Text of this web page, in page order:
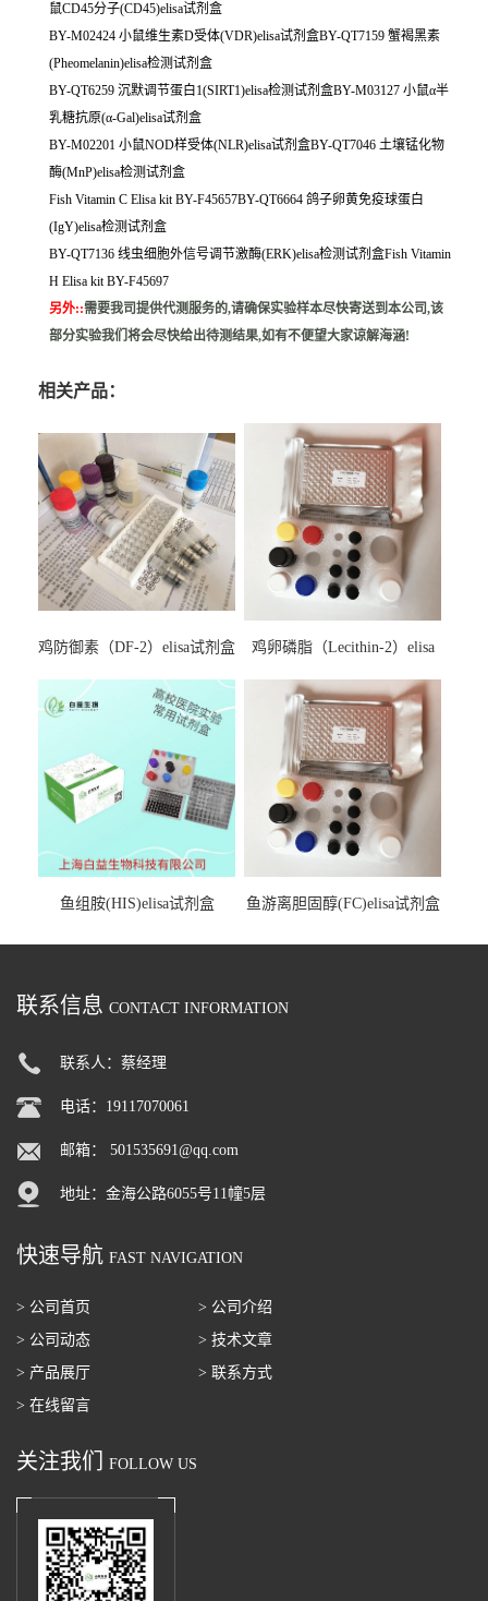
鼠CD45分子(CD45)elisa试剂盒
BY-M02424 小鼠维生素D受体(VDR)elisa试剂盒BY-QT7159 蟹褐黑素
(Pheomelanin)elisa检测试剂盒
BY-QT6259 沉默调节蛋白1(SIRT1)elisa检测试剂盒BY-M03127 小鼠α半
乳糖抗原(α-Gal)elisa试剂盒
BY-M02201 小鼠NOD样受体(NLR)elisa试剂盒BY-QT7046 土壤锰化物
酶(MnP)elisa检测试剂盒
Fish Vitamin C Elisa kit BY-F45657BY-QT6664 鸽子卵黄免疫球蛋白
(IgY)elisa检测试剂盒
BY-QT7136 线虫细胞外信号调节激酶(ERK)elisa检测试剂盒Fish Vitamin
H Elisa kit BY-F45697
另外::需要我司提供代测服务的,请确保实验样本尽快寄送到本公司,该
部分实验我们将会尽快给出待测结果,如有不便望大家谅解海涵!
相关产品：
鸡防御素（DF-2）elisa试剂盒
鸡卵磷脂（Lecithin-2）elisa
鱼组胺(HIS)elisa试剂盒 鱼游离胆固醇(FC)elisa试剂盒
联系信息 CONTACT INFORMATION
联系人：蔡经理
电话：19117070061
邮箱： 501535691@qq.com
地址：金海公路6055号11幢5层
快速导航 FAST NAVIGATION
> 公司首页
> 公司介绍
> 公司动态
> 技术文章
> 产品展厅
> 联系方式
> 在线留言
关注我们 FOLLOW US